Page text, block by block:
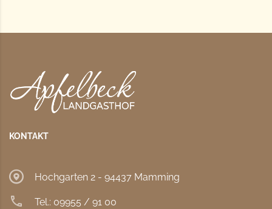
KONTAKT
Hochgarten 2 - 94437 Mamming
Tel.: 09955 / 91 00